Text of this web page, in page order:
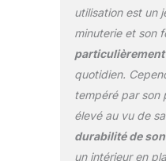
utilisation est un
minuterie et son
quotidien.
tempéré par son
élevé au vu de
durabilité de
un intérieur en